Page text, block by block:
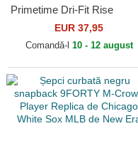
Primetime Dri-Fit Rise
Structured de Chicago White
Sox MLB de Nike
EUR 37,95
Comandă-l 10 - 12 august